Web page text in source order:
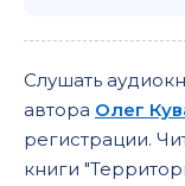
090
091
092
Слушать
автора Олег
регистрации.
книги